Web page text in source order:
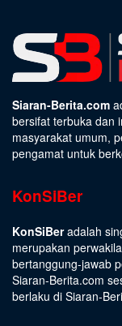
Siaran-Berita.com
bersifat terbuka dan
masyarakat umum,
pengamat untuk
KonSiBer
KonSiBeradalah
merupakan
bertanggung-jawab
Siaran-Berita.com
berlaku di Siaran-